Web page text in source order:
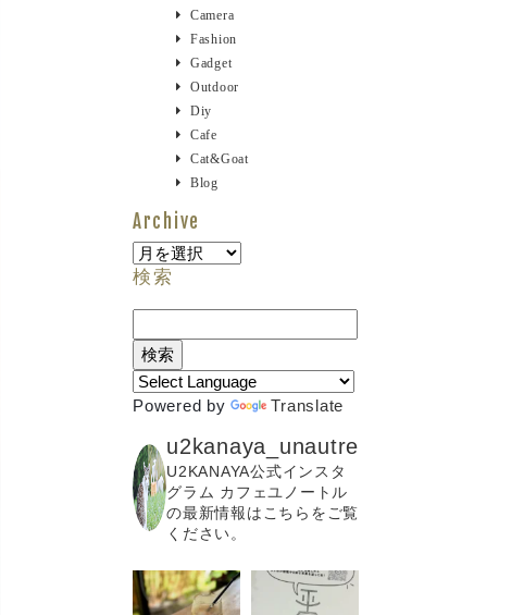
Camera
Fashion
Gadget
Outdoor
Diy
Cafe
Cat&goat
Blog
Archive
Archive
検索
索:
Powered by Translate
u2kanaya_unautre
U2KANAYA公式インスタ
グラム カフェユノートル
の最新情報はこちらをご覧
ください。